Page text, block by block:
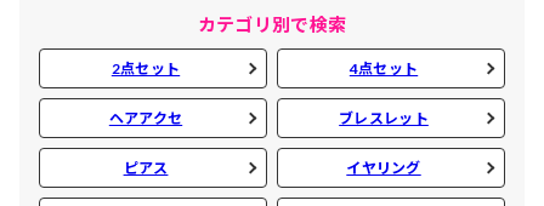
カテゴリ別で検索
2点セット 4点セット
ヘアアクセ ブレスレット
ピアス イヤリング